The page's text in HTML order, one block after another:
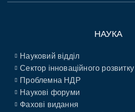
НАУКА
Науковий відділ
Сектор інноваційного розвитку
Проблемна НДР
Наукові форуми
Фахові видання